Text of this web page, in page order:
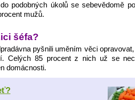
podobných úkolů se sebevědomě
mužů.
šéfa?
pyšnili uměním věci
Celých 85 procent z nich už se
domácnosti.